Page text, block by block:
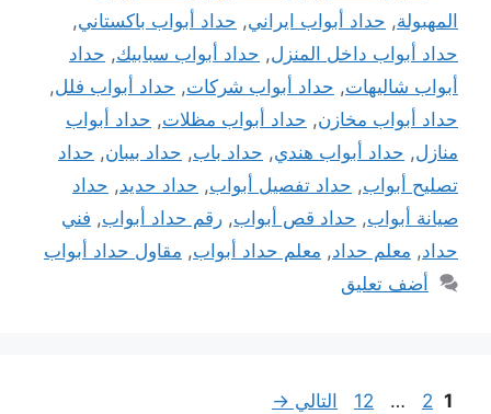
المهبولة, حداد أبواب ايراني, حداد أبواب باكستاني,
حداد أبواب داخل المنزل, حداد أبواب سبابيك, حداد
أبواب شاليهات, حداد أبواب شركات, حداد أبواب فلل,
حداد أبواب مخازن, حداد أبواب مظلات, حداد أبواب
منازل, حداد أبواب هندي, حداد باب, حداد بيبان, حداد
تصليح أبواب, حداد تفصيل أبواب, حداد حديد, حداد
صيانة أبواب, حداد قص أبواب, رقم حداد أبواب, فني
حداد, معلم حداد, معلم حداد أبواب, مقاول حداد أبواب
أضف تعليق
Page
1
Page
2
…
Page
12 التالي →